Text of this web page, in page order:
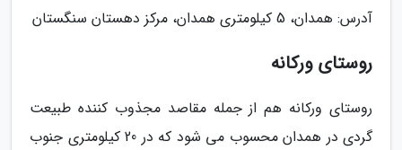
آدرس: همدان، 5 کیلومتری همدان، مرکز دهستان سنگستان
روستای ورکانه
روستای ورکانه هم از جمله مقاصد مجذوب کننده طبیعت
گردی در همدان محسوب می شود که در 20 کیلومتری جنوب